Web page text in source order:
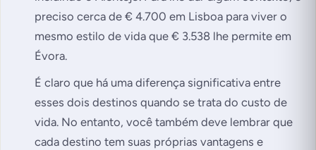
preciso cerca de € 4.700 em Lisboa para viver o
mesmo estilo de vida que € 3.538 lhe permite em
Évora.
É claro que há uma diferença significativa entre
esses dois destinos quando se trata do custo de
vida. No entanto, você também deve lembrar que
cada destino tem suas próprias vantagens e